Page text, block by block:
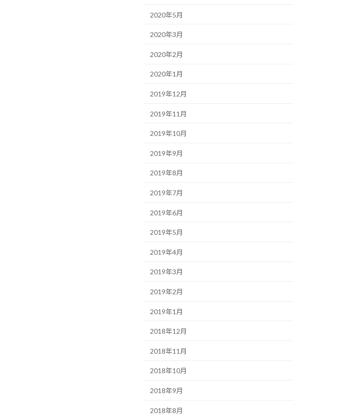
2020年5月
2020年3月
2020年2月
2020年1月
2019年12月
2019年11月
2019年10月
2019年9月
2019年8月
2019年7月
2019年6月
2019年5月
2019年4月
2019年3月
2019年2月
2019年1月
2018年12月
2018年11月
2018年10月
2018年9月
2018年8月